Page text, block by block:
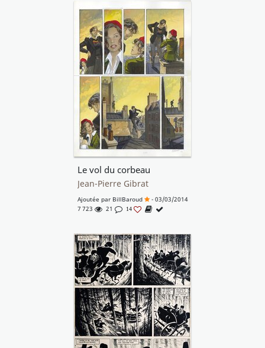
Le vol du corbeau
Jean-Pierre Gibrat
Ajoutée par BillBaroud
- 03/03/2014
7 723
21 14